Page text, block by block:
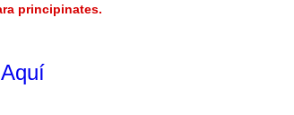
principinates.